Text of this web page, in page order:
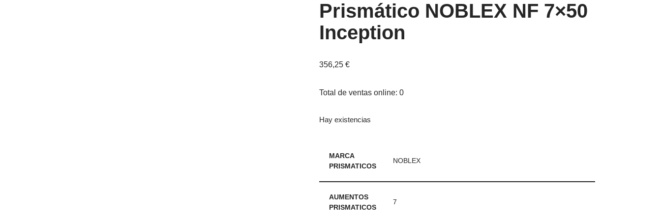
Prismático NOBLEX NF 7×50
Inception
356,25 €
Total de ventas online: 0
Hay existencias
MARCA
PRISMATICOS
NOBLEX
AUMENTOS
PRISMATICOS
7